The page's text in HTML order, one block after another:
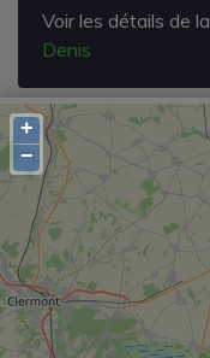
Voir les détails de la
Denis
+
−